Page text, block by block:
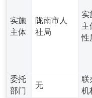
实施
主体
陇南市人
社局
实
主
性
委托
部门
无
联
机